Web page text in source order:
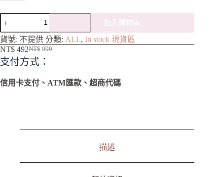
加入購物車
A
l
e
n
貨號: 不提供 分類: ALL, In stock 現貨區
NT$ 990
NT$ 492
支付方式：
信用卡支付、ATM匯款、超商代碼
描述